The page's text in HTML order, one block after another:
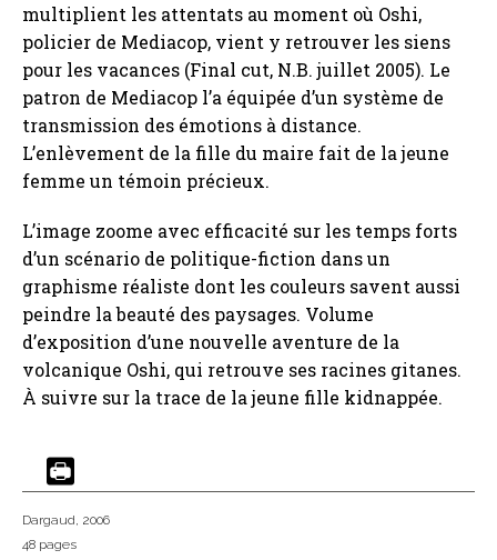
multiplient les attentats au moment où Oshi,
policier de Mediacop, vient y retrouver les siens
pour les vacances (Final cut, N.B. juillet 2005). Le
patron de Mediacop l’a équipée d’un système de
transmission des émotions à distance.
L’enlèvement de la fille du maire fait de la jeune
femme un témoin précieux.
L’image zoome avec efficacité sur les temps forts
d’un scénario de politique-fiction dans un
graphisme réaliste dont les couleurs savent aussi
peindre la beauté des paysages. Volume
d’exposition d’une nouvelle aventure de la
volcanique Oshi, qui retrouve ses racines gitanes.
À suivre sur la trace de la jeune fille kidnappée.
Dargaud, 2006
48 pages